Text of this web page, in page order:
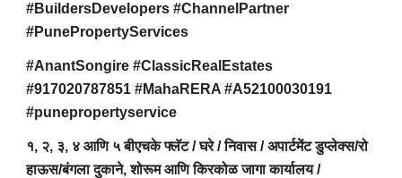
#BuildersDevelopers #ChannelPartner
#PunePropertyServices
#AnantSongire #ClassicRealEstates
#917020787851 #MahaRERA #A52100030191
#punepropertyservice
१, २, ३, ४ आणि ५ बीएचके फ्लॅट / घरे / निवास / अपार्टमेंट डुप्लेक्स/रो
हाऊस/बंगला दुकाने, शोरूम आणि किरकोळ जागा कार्यालय /